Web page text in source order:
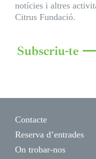
notícies i altres
Citrus Fundació.
Subscriu-te
Contacte
Reserva d’entrades
On trobar-nos